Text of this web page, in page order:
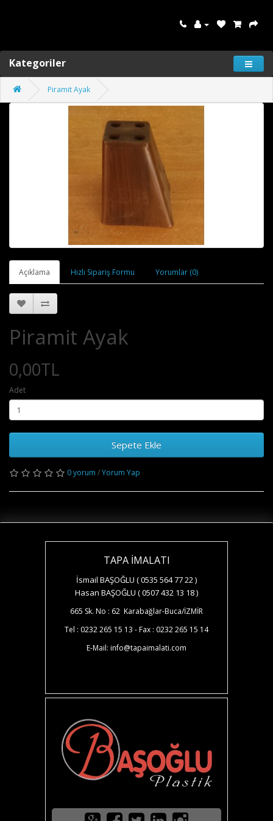
Kategoriler
Piramit Ayak
Açıklama Hızlı Sipariş Formu Yorumlar (0)
Piramit Ayak
0,00TL
Adet
Sepete Ekle
0 yorum /Yorum Yap
TAPA İMALATI
İsmail BAŞOĞLU ( 0535 564 77 22 )
Hasan BAŞOĞLU ( 0507 432 13 18 )
665 Sk. No : 62 Karabağlar-Buca/İZMİR
Tel : 0232 265 15 13 - Fax : 0232 265 15 14
E-Mail: info@tapaimalati.com